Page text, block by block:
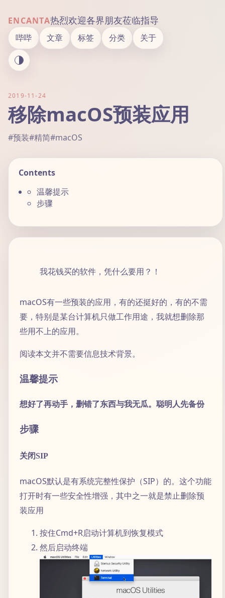
ENCANTA热烈欢迎各界朋友莅临指导
哔哔 文章 标签 分类 关于
2019-11-24
移除macOS预装应用
#预装#精简#macOS
Contents
温馨提示
步骤
我花钱买的软件，凭什么要用？！
macOS有一些预装的应用，有的还挺好的，有的不需
要，特别是某台计算机只做工作用途，我就想删除那
些用不上的应用。
阅读本文并不需要信息技术背景。
温馨提示
想好了再动手，删错了东西与我无瓜。聪明人先备份
步骤
关闭SIP
macOS默认是有系统完整性保护（SIP）的。这个功能
打开时有一些安全性增强，其中之一就是禁止删除预
装应用
按住Cmd+R启动计算机到恢复模式
然后启动终端